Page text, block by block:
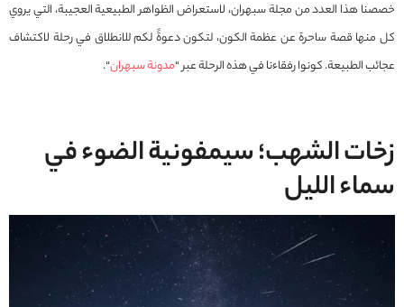
خصصنا هذا العدد من مجلة سبهران، لاستعراض الظواهر الطبيعية العجيبة، التي يروي
كل منها قصة ساحرة عن عظمة الكون، لتكون دعوةً لكم للانطلاق في رحلة لاكتشاف
عجائب الطبيعة. كونوا رفقاءنا في هذه الرحلة عبر “مدونة سبهران“.
زخات الشهب؛ سيمفونية الضوء في
سماء الليل